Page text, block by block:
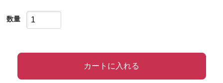
数量
カートに入れる